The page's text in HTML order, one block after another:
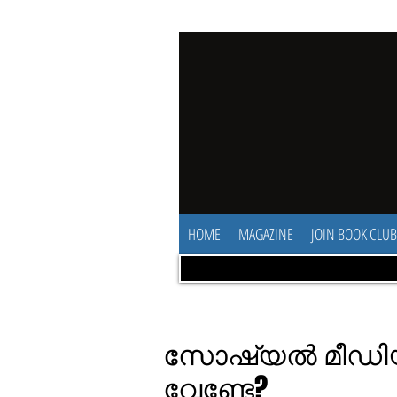
HOME MAGAZINE JOIN BOOK CLUB
സോഷ്യല്‍
വേണ്ടേ?